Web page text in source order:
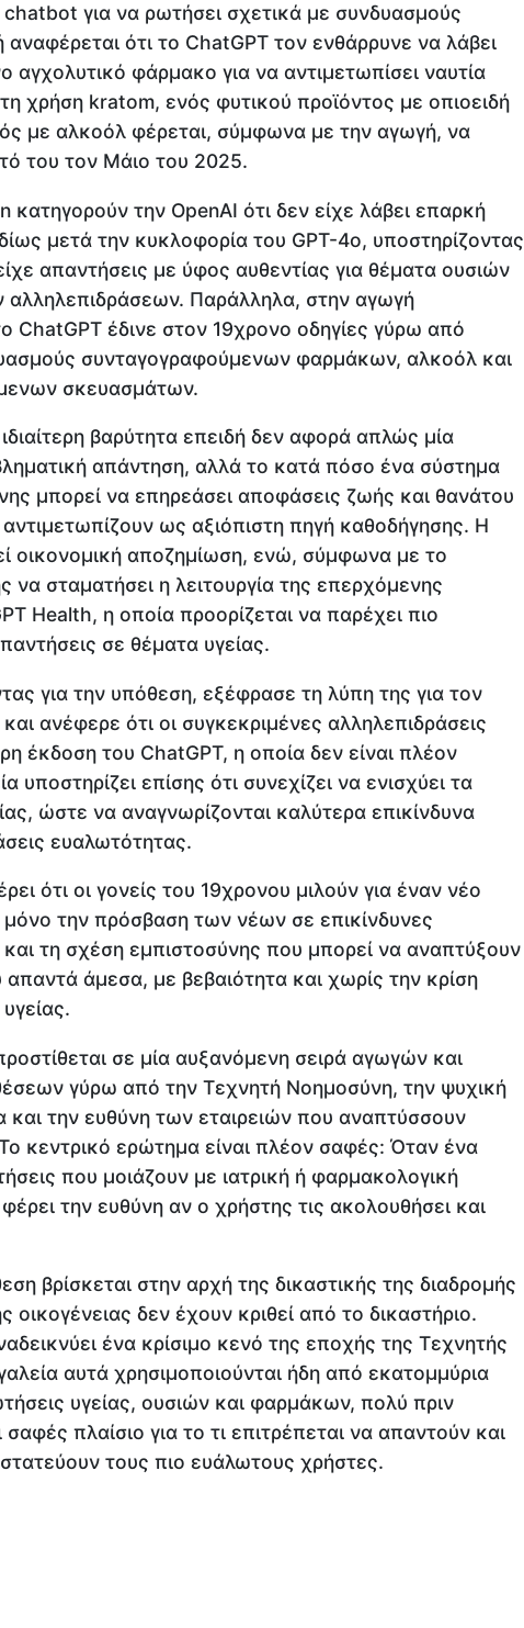
για να ρωτήσει σχετικά με συνδυασμούς
ότι το ChatGPT τον ενθάρρυνε να λάβει
αγχολυτικό φάρμακο για να αντιμετωπίσει ναυτία
χρήση kratom, ενός φυτικού προϊόντος με οπιοειδή
με αλκοόλ φέρεται, σύμφωνα με την αγωγή, να
του τον Μάιο του 2025.
κατηγορούν την OpenAI ότι δεν είχε λάβει επαρκή
μετά την κυκλοφορία του GPT-4o, υποστηρίζοντας
απαντήσεις με ύφος αυθεντίας για θέματα ουσιών
αλληλεπιδράσεων. Παράλληλα, στην αγωγή
ChatGPT έδινε στον 19χρονο οδηγίες γύρω από
συνταγογραφούμενων φαρμάκων, αλκοόλ και
σκευασμάτων.
βαρύτητα επειδή δεν αφορά απλώς μία
απάντηση, αλλά το κατά πόσο ένα σύστημα
μπορεί να επηρεάσει αποφάσεις ζωής και θανάτου
ως αξιόπιστη πηγή καθοδήγησης. Η
οικονομική αποζημίωση, ενώ, σύμφωνα με το
να σταματήσει η λειτουργία της επερχόμενης
Health, η οποία προορίζεται να παρέχει πιο
σε θέματα υγείας.
για την υπόθεση, εξέφρασε τη λύπη της για τον
ανέφερε ότι οι συγκεκριμένες αλληλεπιδράσεις
έκδοση του ChatGPT, η οποία δεν είναι πλέον
υποστηρίζει επίσης ότι συνεχίζει να ενισχύει τα
ώστε να αναγνωρίζονται καλύτερα επικίνδυνα
ευαλωτότητας.
ότι οι γονείς του 19χρονου μιλούν για έναν νέο
μόνο την πρόσβαση των νέων σε επικίνδυνες
τη σχέση εμπιστοσύνης που μπορεί να αναπτύξουν
άμεσα, με βεβαιότητα και χωρίς την κρίση
σε μία αυξανόμενη σειρά αγωγών και
γύρω από την Τεχνητή Νοημοσύνη, την ψυχική
και την ευθύνη των εταιρειών που αναπτύσσουν
κεντρικό ερώτημα είναι πλέον σαφές: Όταν ένα
που μοιάζουν με ιατρική ή φαρμακολογική
την ευθύνη αν ο χρήστης τις ακολουθήσει και
βρίσκεται στην αρχή της δικαστικής της διαδρομής
οικογένειας δεν έχουν κριθεί από το δικαστήριο.
ένα κρίσιμο κενό της εποχής της Τεχνητής
αυτά χρησιμοποιούνται ήδη από εκατομμύρια
υγείας, ουσιών και φαρμάκων, πολύ πριν
πλαίσιο για το τι επιτρέπεται να απαντούν και
τους πιο ευάλωτους χρήστες.